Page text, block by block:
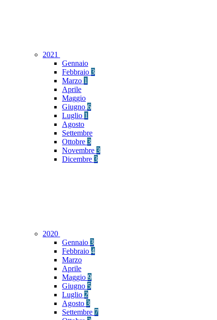
2021
Gennaio
Febbraio 3
Marzo 1
Aprile
Maggio
Giugno 6
Luglio 1
Agosto
Settembre
Ottobre 3
Novembre 3
Dicembre 3
2020
Gennaio 3
Febbraio 4
Marzo
Aprile
Maggio 9
Giugno 5
Luglio 2
Agosto 3
Settembre 7